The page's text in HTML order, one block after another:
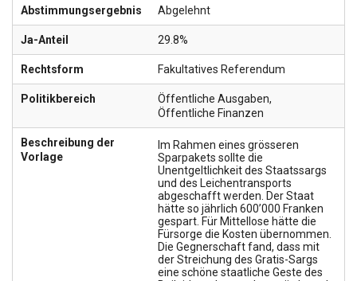
Abstimmungsergebnis Abgelehnt
Ja-Anteil 29.8%
Rechtsform Fakultatives Referendum
Politikbereich Öffentliche Ausgaben,
Öffentliche Finanzen
Beschreibung der
Vorlage
Im Rahmen eines grösseren
Sparpakets sollte die
Unentgeltlichkeit des Staatssargs
und des Leichentransports
abgeschafft werden. Der Staat
hätte so jährlich 600’000 Franken
gespart. Für Mittellose hätte die
Fürsorge die Kosten übernommen.
Die Gegnerschaft fand, dass mit
der Streichung des Gratis-Sargs
eine schöne staatliche Geste des